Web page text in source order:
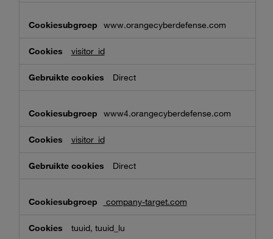
www.orangecyberdefense.com
visitor_id
Direct
www4.orangecyberdefense.com
visitor_id
Direct
company-target.com
tuuid, tuuid_lu